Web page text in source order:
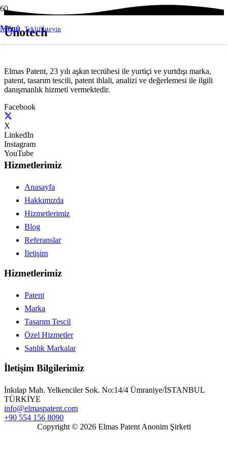
Menü Teklif İsteyin
Ünotech
Elmas Patent, 23 yılı aşkın tecrübesi ile yurtiçi ve yurtdışı marka,
patent, tasarım tescili, patent ihlali, analizi ve değerlemesi ile ilgili
danışmanlık hizmeti vermektedir.
Facebook
X
LinkedIn
Instagram
YouTube
Hizmetlerimiz
Anasayfa
Hakkımızda
Hizmetlerimiz
Blog
Referanslar
İletişim
Hizmetlerimiz
Patent
Marka
Tasarım Tescil
Özel Hizmetler
Satılık Markalar
İletişim Bilgilerimiz
İnkılap Mah. Yelkenciler Sok. No:14/4 Ümraniye/İSTANBUL
TÜRKİYE
info@elmaspatent.com
+90 554 156 8090
Copyright © 2026 Elmas Patent Anonim Şirketi